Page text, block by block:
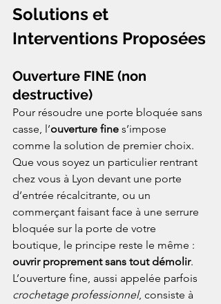
Solutions et
Interventions Proposées
Ouverture FINE (non
destructive)
Pour résoudre une porte bloquée sans
casse, l’ouverture fine s’impose
comme la solution de premier choix.
Que vous soyez un particulier rentrant
chez vous à Lyon devant une porte
d’entrée récalcitrante, ou un
commerçant faisant face à une serrure
bloquée sur la porte de votre
boutique, le principe reste le même :
ouvrir proprement sans tout démolir.
L’ouverture fine, aussi appelée parfois
crochetage professionnel, consiste à